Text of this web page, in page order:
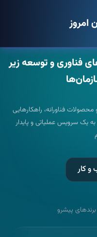
امروز
فناوری و توسعه زیر
محصولات فناورانه، راهکارهایی
یک سرویس عملیاتی و پایدار
کار
پیشرو